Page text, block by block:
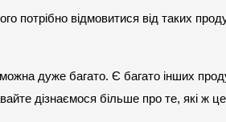
потрібно відмовитися від таких
дуже багато. Є багато інших
дізнаємося більше про те, які ж